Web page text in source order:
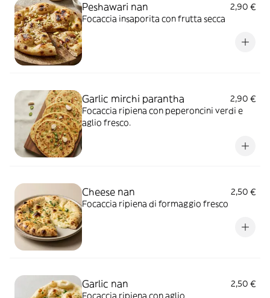
Peshawari nan
2,90 €
Focaccia insaporita con frutta secca
Garlic mirchi parantha
2,90 €
Focaccia ripiena con peperoncini verdi e
aglio fresco.
Cheese nan
2,50 €
Focaccia ripiena di formaggio fresco
Garlic nan
2,50 €
Focaccia ripiena con aglio